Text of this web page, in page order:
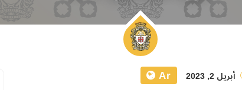
أبريل 2, 2023 Ar